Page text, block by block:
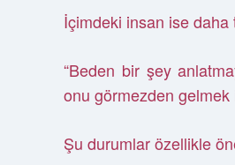
İçimdeki insan ise daha
“Beden bir şey
onu görmezden gelmek
Şu durumlar özellikle